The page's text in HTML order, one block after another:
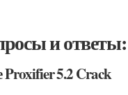
и ответы:
Proxifier 5.2 Crack